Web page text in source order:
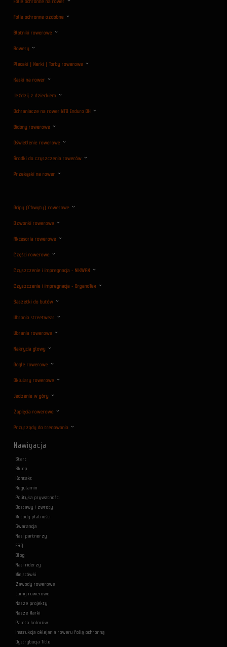
Folie ochronne na rower
Folie ochronne ozdobne
Błotniki rowerowe
Rowery
Plecaki | Nerki | Torby rowerowe
Kaski na rower
Jeździj z dzieckiem
Ochraniacze na rower MTB Enduro DH
Bidony rowerowe
Oświetlenie rowerowe
Środki do czyszczenia rowerów
Przekąski na rower
Gripy (Chwyty) rowerowe
Dzwonki rowerowe
Akcesoria rowerowe
Części rowerowe
Czyszczenie i impregnacja - NIKWAX
Czyszczenie i impregnacja - OrganoTex
Saszetki do butów
Ubrania streetwear
Ubrania rowerowe
Nakrycia głowy
Gogle rowerowe
Oklulary rowerowe
Jedzenie w góry
Zapięcia rowerowe
Przyrządy do trenowania
Nawigacja
Start
Sklep
Kontakt
Regulamin
Polityka prywatności
Dostawy i zwroty
Metody płatności
Gwarancja
Nasi partnerzy
F&Q
Blog
Nasi riderzy
Miejscówki
Zawody rowerowe
Jamy rowerowe
Nasze projekty
Nasze Marki
Paleta kolorów
Instrukcja oklejania roweru folią ochronną
Dystrybucja Title